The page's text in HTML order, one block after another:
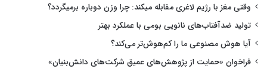
وقتی مغز با رژیم لاغری مقابله میکند: چرا وزن دوباره برمیگردد؟
تولید ضدآفتاب‌های نانویی بومی با عملکرد بهتر
آیا هوش مصنوعی ما را کم‌هوش‌تر می‌کند؟
فراخوان «حمایت از پژوهش‌های عمیق شرکت‌های دانش‌بنیان»